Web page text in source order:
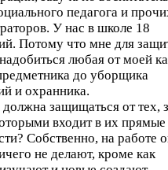
педагога и
У нас в школе 18
Потому что мне для
любая от моей
до уборщика
и охранника.
защищаться от тех,
входит в их прямые
Собственно, на работе
не делают, кроме как